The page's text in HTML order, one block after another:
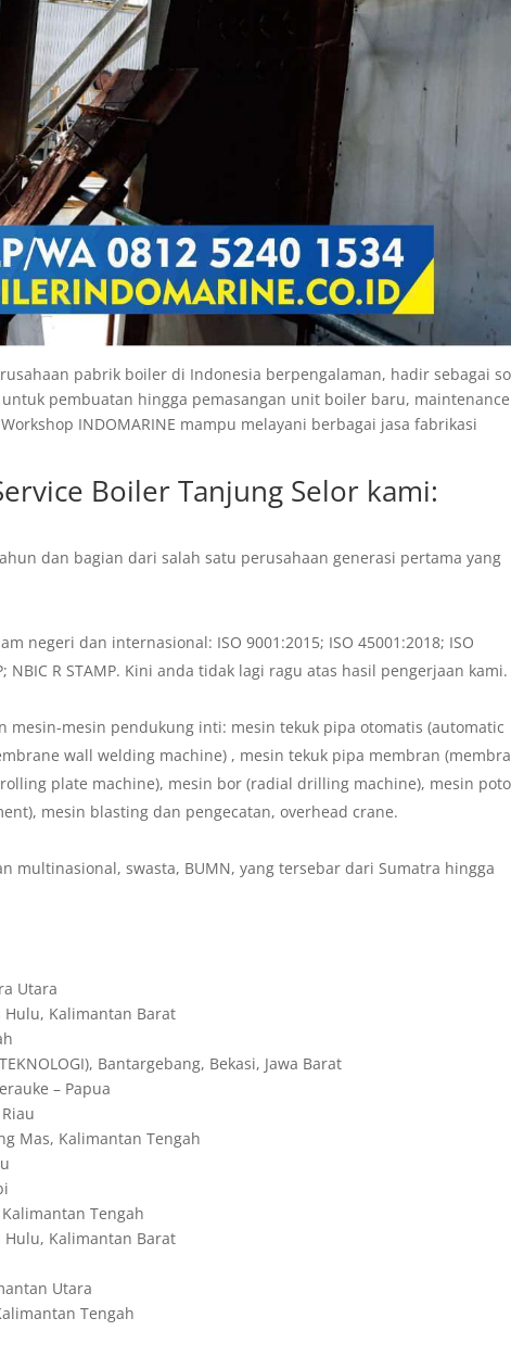
pabrik boiler di Indonesia berpengalaman, hadir sebagai
pembuatan hingga pemasangan unit boiler baru, maintenance
INDOMARINE mampu melayani berbagai jasa fabrikasi
Boiler Tanjung Selorkami:
dan bagian dari salah satu perusahaan generasi pertama yang
negeri dan internasional: ISO 9001:2015; ISO 45001:2018; ISO
NBIC R STAMP. Kini anda tidak lagi ragu atas hasil pengerjaan kami.
mesin-mesin pendukung inti: mesin tekuk pipa otomatis (automatic
wall welding machine) , mesin tekuk pipa membran
plate machine), mesin bor (radial drilling machine), mesin
mesin blasting dan pengecatan, overhead crane.
multinasional, swasta, BUMN, yang tersebar dari Sumatra hingga
Utara
Hulu, Kalimantan Barat
Bantargebang, Bekasi, Jawa Barat
– Papua
Mas, Kalimantan Tengah
Kalimantan Tengah
Hulu, Kalimantan Barat
Utara
Tengah